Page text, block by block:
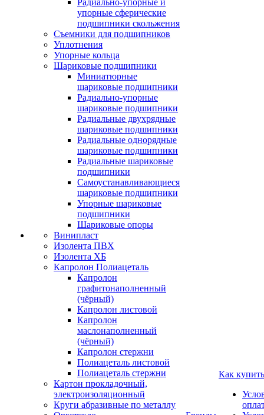
Радиально-упорные и
упорные сферические
подшипники скольжения
Съемники для подшипников
Уплотнения
Упорные кольца
Шариковые подшипники
Миниатюрные
шариковые подшипники
Радиально-упорные
шариковые подшипники
Радиальные двухрядные
шариковые подшипники
Радиальные однорядные
шариковые подшипники
Радиальные шариковые
подшипники
Самоустанавливающиеся
шариковые подшипники
Упорные шариковые
подшипники
Шариковые опоры
Винипласт
Изолента ПВХ
Изолента ХБ
Капролон Полиацеталь
Капролон
графитонаполненный
(чёрный)
Капролон листовой
Капролон
маслонаполненный
(чёрный)
Капролон стержни
Полиацеталь листовой
Полиацеталь стержни
Картон прокладочный,
электроизоляционный
Круги абразивные по металлу
Как купить